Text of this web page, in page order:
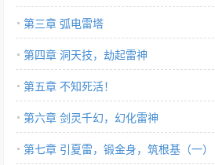
第三章 弧电雷塔
第四章 洞天技，劫起雷神
第五章 不知死活！
第六章 剑灵千幻，幻化雷神
第七章 引夏雷，锻金身，筑根基（一）